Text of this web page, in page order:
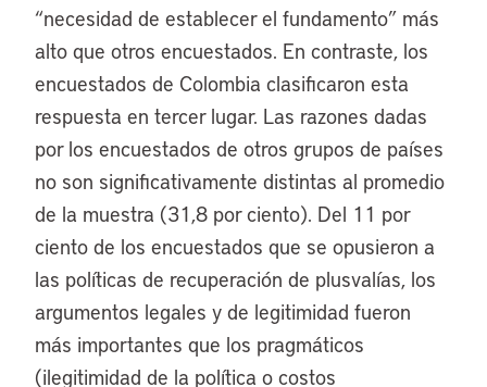
“necesidad de establecer el fundamento” más
alto que otros encuestados. En contraste, los
encuestados de Colombia clasificaron esta
respuesta en tercer lugar. Las razones dadas
por los encuestados de otros grupos de países
no son significativamente distintas al promedio
de la muestra (31,8 por ciento). Del 11 por
ciento de los encuestados que se opusieron a
las políticas de recuperación de plusvalías, los
argumentos legales y de legitimidad fueron
más importantes que los pragmáticos
(ilegitimidad de la política o costos